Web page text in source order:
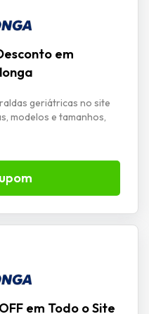
em
geriátricas no site
modelos e tamanhos,
em Todo o Site